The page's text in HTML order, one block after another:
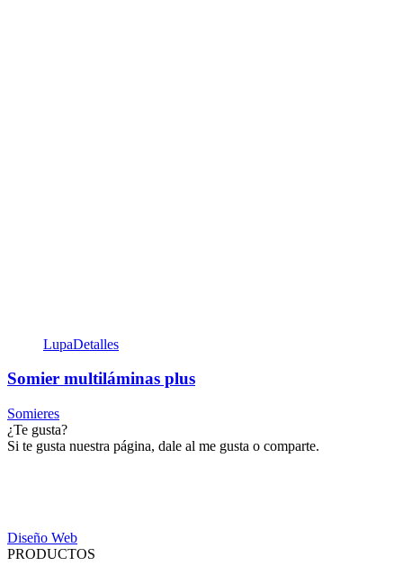
LupaDetalles
Somier multiláminas plus
Somieres
¿Te gusta?
Si te gusta nuestra página, dale al me gusta o comparte.
Diseño Web
PRODUCTOS